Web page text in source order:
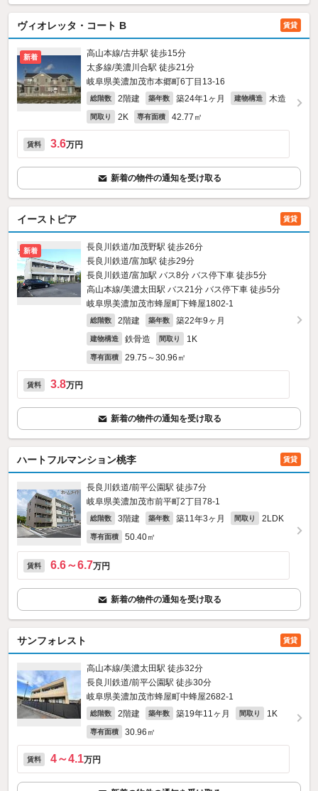
ヴィオレッタ・コート B 賃貸
新着
高山本線/古井駅 徒歩15分
太多線/美濃川合駅 徒歩21分
岐阜県美濃加茂市本郷町6丁目13-16
総階数 2階建 築年数 築24年1ヶ月 建物構造 木造
間取り 2K 専有面積 42.77㎡
賃料 3.6万円
新着の物件の通知を受け取る
イーストピア 賃貸
新着
長良川鉄道/加茂野駅 徒歩26分
長良川鉄道/富加駅 徒歩29分
長良川鉄道/富加駅 バス8分 バス停下車 徒歩5分
高山本線/美濃太田駅 バス21分 バス停下車 徒歩5分
岐阜県美濃加茂市蜂屋町下蜂屋1802‐1
総階数 2階建 築年数 築22年9ヶ月
建物構造 鉄骨造 間取り 1K
専有面積 29.75～30.96㎡
賃料 3.8万円
新着の物件の通知を受け取る
ハートフルマンション桃李 賃貸
長良川鉄道/前平公園駅 徒歩7分
岐阜県美濃加茂市前平町2丁目78‐1
総階数 3階建 築年数 築11年3ヶ月 間取り 2LDK
専有面積 50.40㎡
賃料 6.6～6.7万円
新着の物件の通知を受け取る
サンフォレスト 賃貸
高山本線/美濃太田駅 徒歩32分
長良川鉄道/前平公園駅 徒歩30分
岐阜県美濃加茂市蜂屋町中蜂屋2682‐1
総階数 2階建 築年数 築19年11ヶ月 間取り 1K
専有面積 30.96㎡
賃料 4～4.1万円